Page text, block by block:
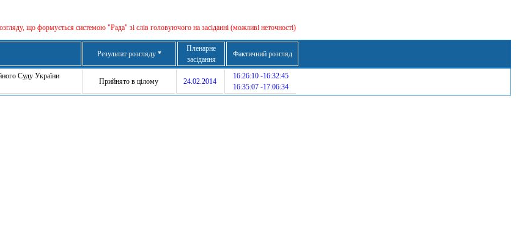
що формується сиcтемою "Рада" зі слів головуючого на засіданні (можливі неточності)
Результат розгляду *
Пленарне
засідання
Фактичний розгляд
Суду України
Прийнято в цілому 24.02.2014
16:26:10 -16:32:45
16:35:07 -17:06:34